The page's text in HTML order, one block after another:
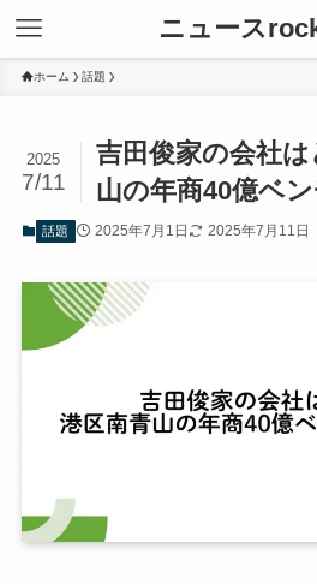
ニュース
ホーム 話題
吉田俊家の会社
山の年商40億ベン
2025
7/11
話題 2025年7月1日 2025年7月11日